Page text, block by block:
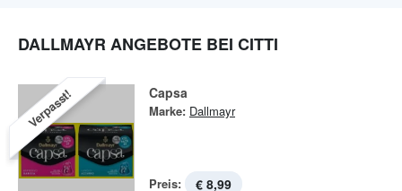
DALLMAYR ANGEBOTE BEI CITTI
Verpasst! Capsa
Marke: Dallmayr
Preis: € 8,99